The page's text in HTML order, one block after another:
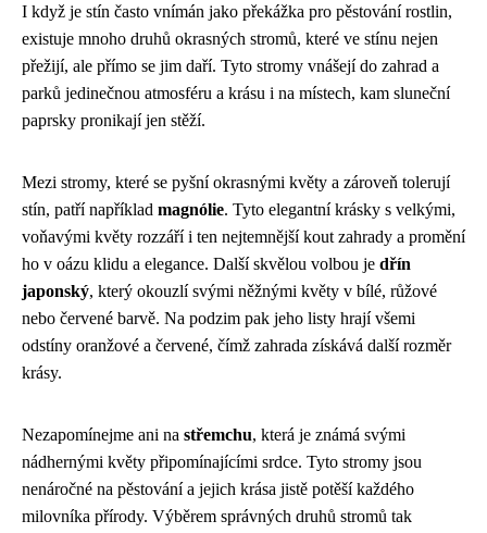
I když je stín často vnímán jako překážka pro pěstování rostlin,
existuje mnoho druhů okrasných stromů, které ve stínu nejen
přežijí, ale přímo se jim daří. Tyto stromy vnášejí do zahrad a
parků jedinečnou atmosféru a krásu i na místech, kam sluneční
paprsky pronikají jen stěží.
Mezi stromy, které se pyšní okrasnými květy a zároveň tolerují
stín, patří například magnólie. Tyto elegantní krásky s velkými,
voňavými květy rozzáří i ten nejtemnější kout zahrady a promění
ho v oázu klidu a elegance. Další skvělou volbou je dřín
japonský, který okouzlí svými něžnými květy v bílé, růžové
nebo červené barvě. Na podzim pak jeho listy hrají všemi
odstíny oranžové a červené, čímž zahrada získává další rozměr
krásy.
Nezapomínejme ani na střemchu, která je známá svými
nádhernými květy připomínajícími srdce. Tyto stromy jsou
nenáročné na pěstování a jejich krása jistě potěší každého
milovníka přírody. Výběrem správných druhů stromů tak